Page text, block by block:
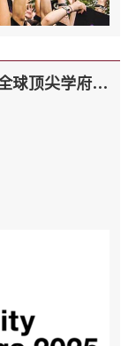
2025泰晤士世界大学排名发布！全球顶尖学府的新格局